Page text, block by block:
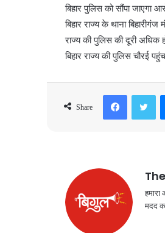
बिहार पुलिस को सौंपा जाएगा
बिहार राज्य के थाना
राज्य की पुलिस की दूरी अधिक
बिहार राज्य की पुलिस चौरई
Share
Facebook
मदद